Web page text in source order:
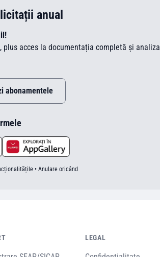
anual
acces la documentația completă și analiza
abonamentele
• Anulare oricând
LEGAL